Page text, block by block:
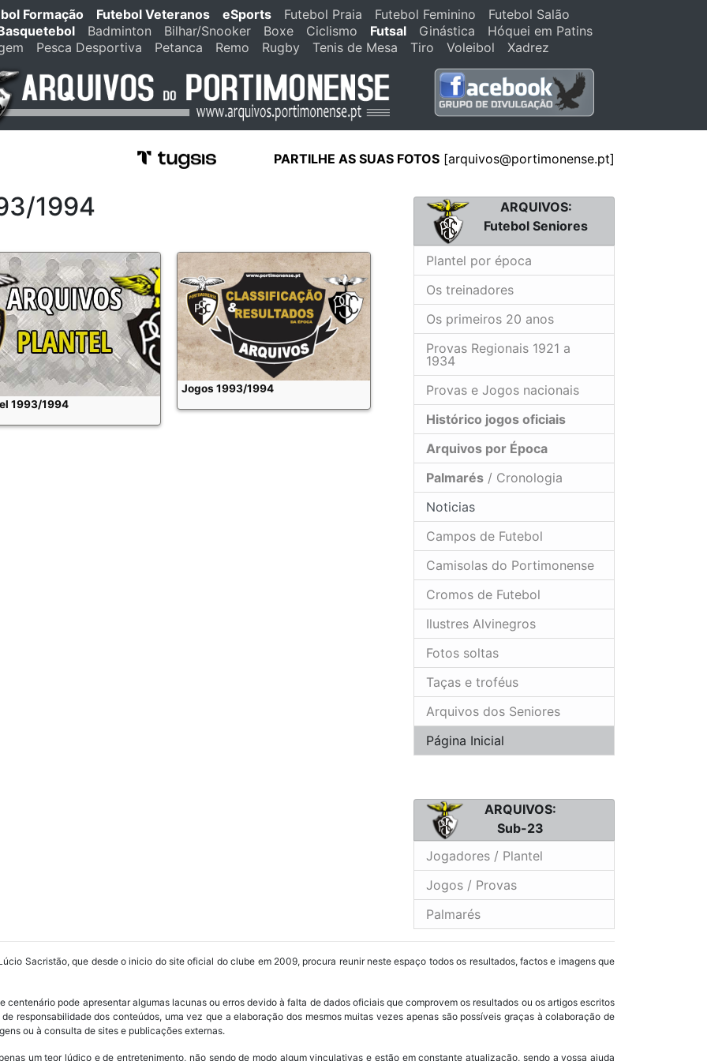
Formação Futebol Veteranos eSports Futebol Praia Futebol Feminino
Futebol Salão
Badminton Bilhar/Snooker Boxe Ciclismo Futsal Ginástica
Hóquei em Patins
Pesca Desportiva Petanca Remo Rugby Tenis de Mesa Tiro Voleibol Xadrez
PARTILHE AS SUAS FOTOS [arquivos@portimonense.pt]
ARQUIVOS:
Futebol Seniores
Plantel por época
Os treinadores
Os primeiros 20 anos
Provas Regionais 1921 a
1934
Provas e Jogos nacionais
Histórico jogos oficiais
Arquivos por Época
Palmarés / Cronologia
Noticias
Campos de Futebol
Camisolas do Portimonense
Cromos de Futebol
Ilustres Alvinegros
Fotos soltas
Taças e troféus
Arquivos dos Seniores
Página Inicial
ARQUIVOS:
Sub-23
Jogadores / Plantel
Jogos / Provas
Palmarés
1994
1993/1994
Jogos 1993/1994
Sacristão, que desde o inicio do site oficial do clube em 2009, procura reunir neste espaço todos os resultados, factos e imagens que
pode apresentar algumas lacunas ou erros devido à falta de dados oficiais que comprovem os resultados ou os artigos escritos
responsabilidade dos conteúdos, uma vez que a elaboração dos mesmos muitas vezes apenas são possíveis graças à colaboração de
ou à consulta de sites e publicações externas.
um teor lúdico e de entretenimento, não sendo de modo algum vinculativas e estão em constante atualização, sendo a vossa ajuda